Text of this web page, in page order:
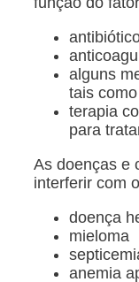
alguns
tais
terapia
para
As doenças e
interferir com
doença
mieloma
anemia